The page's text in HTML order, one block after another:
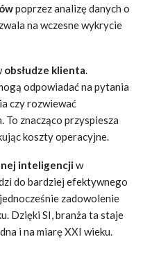
poprzez analizę danych o
na wczesne wykrycie
obsłudze klienta.
odpowiadać na pytania
czy rozwiewać
znacząco przyspiesza
koszty operacyjne.
inteligencjiw
do bardziej efektywnego
zadowolenie
Dzięki SI, branża ta staje
i na miarę XXI wieku.